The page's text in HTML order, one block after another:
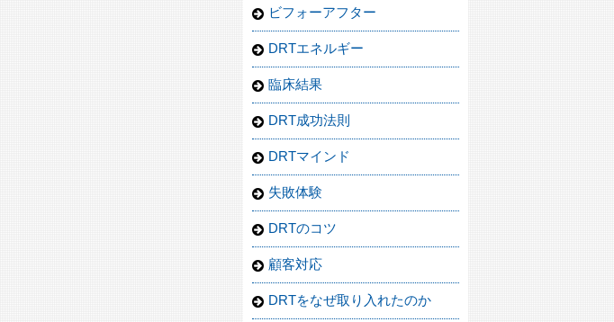
ビフォーアフター
DRTエネルギー
臨床結果
DRT成功法則
DRTマインド
失敗体験
DRTのコツ
顧客対応
DRTをなぜ取り入れたのか